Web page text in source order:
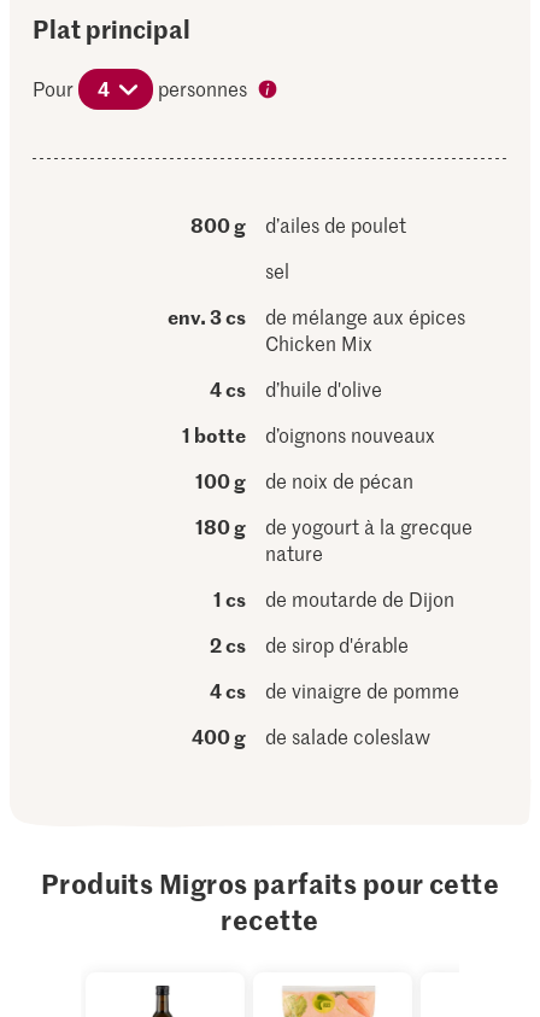
Plat principal
Pour 4 personnes
800 g
d’ailes de poulet
sel
env. 3 cs
de mélange aux épices
Chicken Mix
4 cs
d’huile d'olive
1 botte
d’oignons nouveaux
100 g
de noix de pécan
180 g
de yogourt à la grecque
nature
1 cs
de moutarde de Dijon
2 cs
de sirop d'érable
4 cs
de vinaigre de pomme
400 g
de salade coleslaw
Produits Migros parfaits pour cette
recette